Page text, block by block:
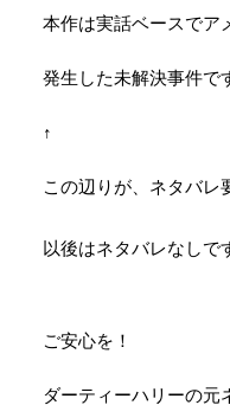
本作は実話ベースでア
発生した未解決事件で
↑
この辺りが、ネタバレ
以後はネタバレなしで
ご安心を！
ダーティーハリーの元